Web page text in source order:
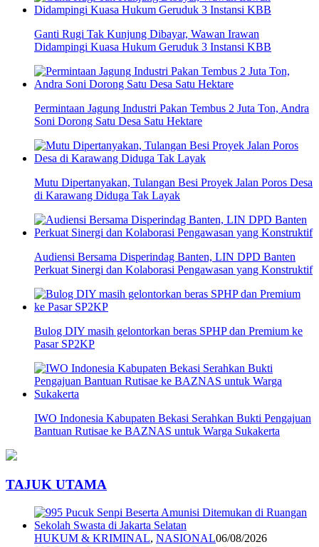
Ganti Rugi Tak Kunjung Dibayar, Wawan Irawan
Didampingi Kuasa Hukum Geruduk 3 Instansi KBB
Permintaan Jagung Industri Pakan Tembus 2 Juta Ton, Andra
Soni Dorong Satu Desa Satu Hektare
Mutu Dipertanyakan, Tulangan Besi Proyek Jalan Poros Desa
di Karawang Diduga Tak Layak
Audiensi Bersama Disperindag Banten, LIN DPD Banten
Perkuat Sinergi dan Kolaborasi Pengawasan yang Konstruktif
Bulog DIY masih gelontorkan beras SPHP dan Premium ke
Pasar SP2KP
IWO Indonesia Kabupaten Bekasi Serahkan Bukti Pengajuan
Bantuan Rutisae ke BAZNAS untuk Warga Sukakerta
TAJUK UTAMA
HUKUM & KRIMINAL, NASIONAL06/08/2026